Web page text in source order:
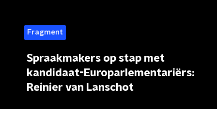
Fragment
Spraakmakers op stap met
kandidaat-Europarlementariërs:
Reinier van Lanschot